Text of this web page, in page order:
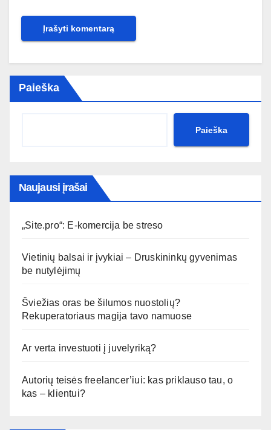
Paieška
Paieška
Naujausi įrašai
„Site.pro“: E-komercija be streso
Vietinių balsai ir įvykiai – Druskininkų gyvenimas
be nutylėjimų
Šviežias oras be šilumos nuostolių?
Rekuperatoriaus magija tavo namuose
Ar verta investuoti į juvelyriką?
Autorių teisės freelancer’iui: kas priklauso tau, o
kas – klientui?